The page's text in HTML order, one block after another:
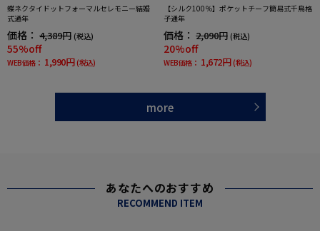
蝶ネクタイドットフォーマルセレモニー結婚
式通年
価格： 4,389円 (税込)
55%off
WEB価格： 1,990円 (税込)
【シルク100％】ポケットチーフ簡易式千鳥格
子通年
価格： 2,090円 (税込)
20%off
WEB価格： 1,672円 (税込)
more
あなたへのおすすめ
RECOMMEND ITEM